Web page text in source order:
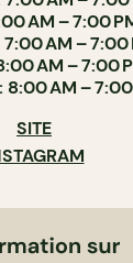
AM – 7:00
7:00 AM – 7:00
AM – 7:00
8:00 AM –
SITE